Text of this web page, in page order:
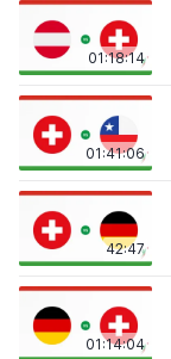
01:18:14
01:41:06
42:47
01:14:04